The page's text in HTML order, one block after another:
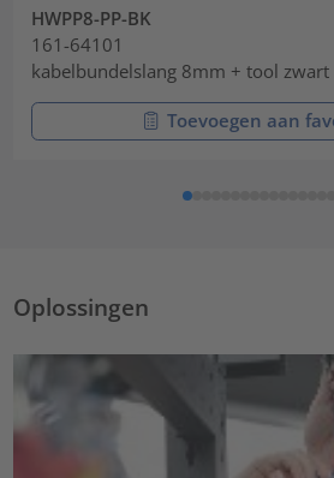
HWPP8-PP-BK
161-64101
kabelbundelslang 8mm + tool
Toevoegen aan
Oplossingen